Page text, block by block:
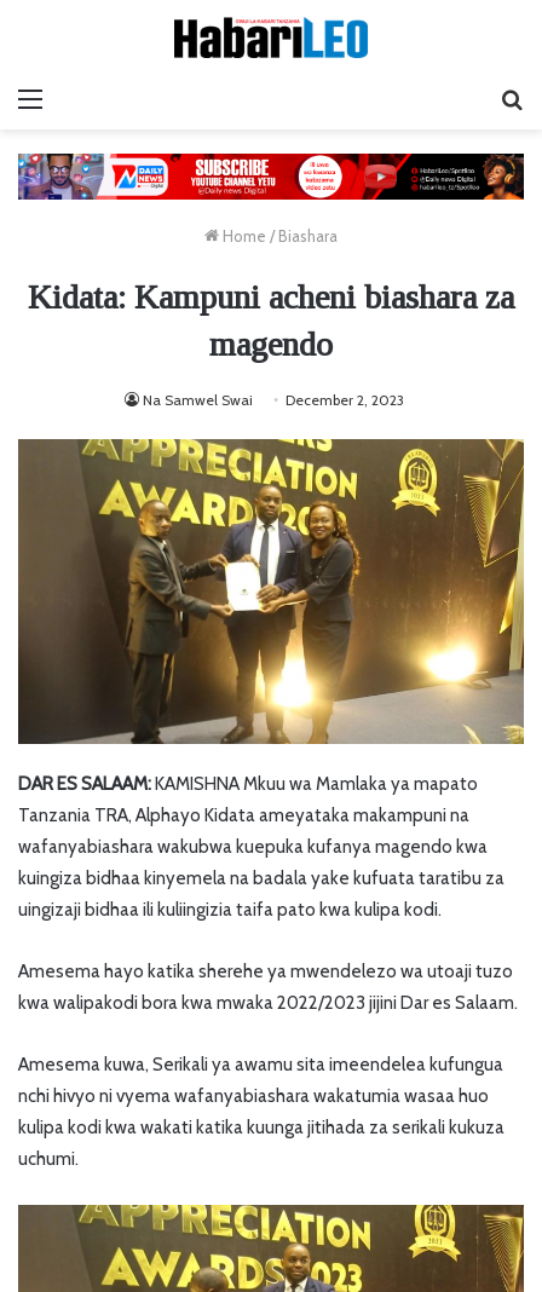
Home / Biashara
Kidata: Kampuni acheni biashara za
magendo
Na Samwel Swai December 2, 2023
DAR ES SALAAM:KAMISHNA Mkuu wa Mamlaka ya mapato
Tanzania TRA, Alphayo Kidata ameyataka makampuni na
wafanyabiashara wakubwa kuepuka kufanya magendo kwa
kuingiza bidhaa kinyemela na badala yake kufuata taratibu za
uingizaji bidhaa ili kuliingizia taifa pato kwa kulipa kodi.
Amesema hayo katika sherehe ya mwendelezo wa utoaji tuzo
kwa walipakodi bora kwa mwaka 2022/2023 jijini Dar es Salaam.
Amesema kuwa, Serikali ya awamu sita imeendelea kufungua
nchi hivyo ni vyema wafanyabiashara wakatumia wasaa huo
kulipa kodi kwa wakati katika kuunga jitihada za serikali kukuza
uchumi.